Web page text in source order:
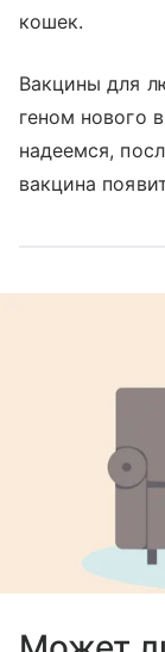
кошек.
Вакцины для
геном нового
надеемся,
вакцина